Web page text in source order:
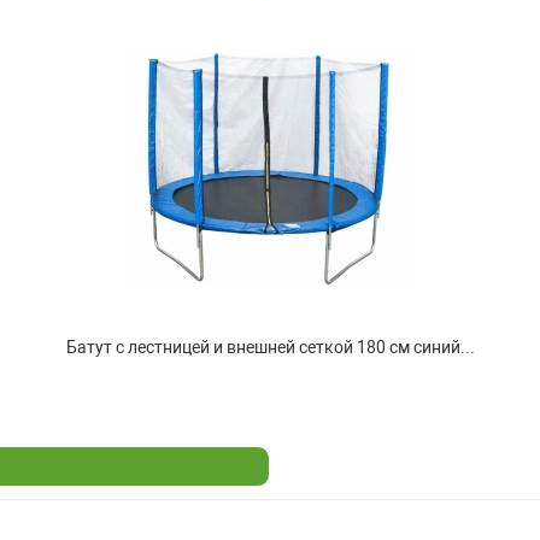
Батут с лестницей и внешней сеткой 180 см синий...